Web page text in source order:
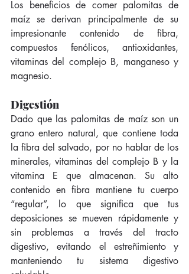
Los beneficios de comer palomitas de
maíz se derivan principalmente de su
impresionante contenido de fibra,
compuestos fenólicos, antioxidantes,
vitaminas del complejo B, manganeso y
magnesio.
Digestión
Dado que las palomitas de maíz son un
grano entero natural, que contiene toda
la fibra del salvado, por no hablar de los
minerales, vitaminas del complejo B y la
vitamina E que almacenan. Su alto
contenido en fibra mantiene tu cuerpo
“regular”, lo que significa que tus
deposiciones se mueven rápidamente y
sin problemas a través del tracto
digestivo, evitando el estreñimiento y
manteniendo tu sistema digestivo